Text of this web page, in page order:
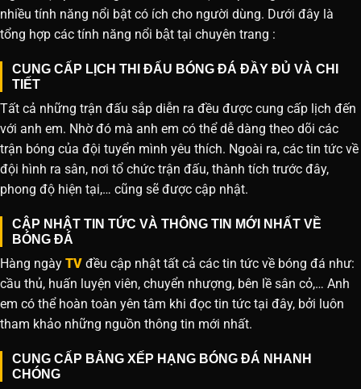
nhiều tính năng nổi bật có ích cho người dùng. Dưới đây là
tổng hợp các tính năng nổi bật tại chuyên trang :
CUNG CẤP LỊCH THI ĐẤU BÓNG ĐÁ ĐẦY ĐỦ VÀ CHI
TIẾT
Tất cả những trận đấu sắp diễn ra đều được cung cấp lịch đến
với anh em. Nhờ đó mà anh em có thể dễ dàng theo dõi các
trận bóng của đội tuyển mình yêu thích. Ngoài ra, các tin tức về
đội hình ra sân, nơi tổ chức trận đấu, thành tích trước đây,
phong độ hiện tại,… cũng sẽ được cập nhật.
CẬP NHẬT TIN TỨC VÀ THÔNG TIN MỚI NHẤT VỀ
BÓNG ĐÁ
Hàng ngày TV đều cập nhật tất cả các tin tức về bóng đá như:
cầu thủ, huấn luyện viên, chuyển nhượng, bên lề sân cỏ,… Anh
em có thể hoàn toàn yên tâm khi đọc tin tức tại đây, bởi luôn
tham khảo những nguồn thông tin mới nhất.
CUNG CẤP BẢNG XẾP HẠNG BÓNG ĐÁ NHANH
CHÓNG